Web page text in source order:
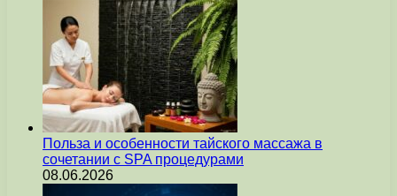
Польза и особенности тайского массажа в
сочетании с SPA процедурами
08.06.2026